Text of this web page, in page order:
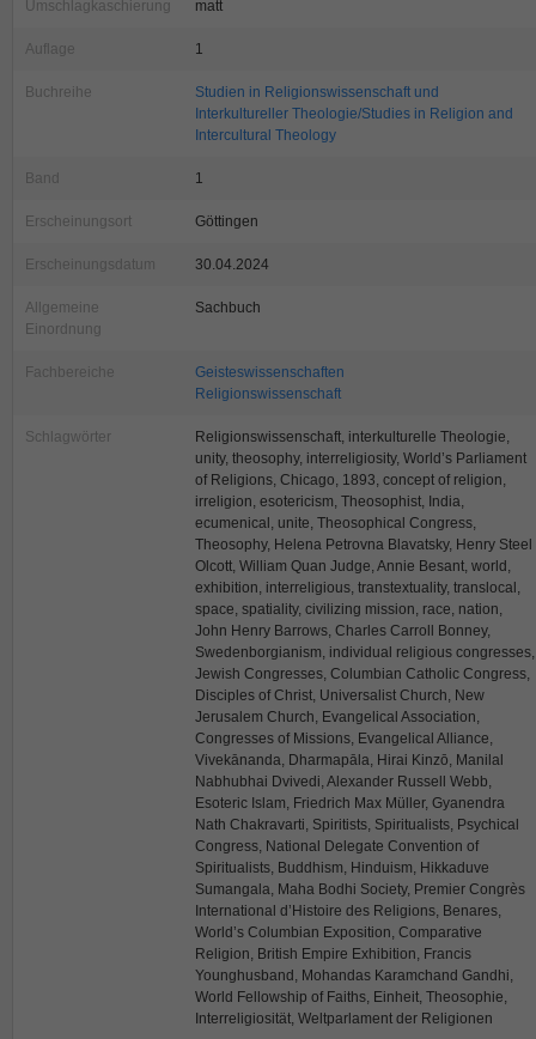
Umschlagkaschierung matt
Auflage 1
Buchreihe
Studien in Religionswissenschaft und
Interkultureller Theologie/Studies in Religion and
Intercultural Theology
Band 1
Erscheinungsort Göttingen
Erscheinungsdatum 30.04.2024
Allgemeine
Einordnung
Sachbuch
Fachbereiche
Geisteswissenschaften
Religionswissenschaft
Schlagwörter
Religionswissenschaft, interkulturelle Theologie,
unity, theosophy, interreligiosity, World’s Parliament
of Religions, Chicago, 1893, concept of religion,
irreligion, esotericism, Theosophist, India,
ecumenical, unite, Theosophical Congress,
Theosophy, Helena Petrovna Blavatsky, Henry Steel
Olcott, William Quan Judge, Annie Besant, world,
exhibition, interreligious, transtextuality, translocal,
space, spatiality, civilizing mission, race, nation,
John Henry Barrows, Charles Carroll Bonney,
Swedenborgianism, individual religious congresses,
Jewish Congresses, Columbian Catholic Congress,
Disciples of Christ, Universalist Church, New
Jerusalem Church, Evangelical Association,
Congresses of Missions, Evangelical Alliance,
Vivekānanda, Dharmapāla, Hirai Kinzō, Manilal
Nabhubhai Dvivedi, Alexander Russell Webb,
Esoteric Islam, Friedrich Max Müller, Gyanendra
Nath Chakravarti, Spiritists, Spiritualists, Psychical
Congress, National Delegate Convention of
Spiritualists, Buddhism, Hinduism, Hikkaduve
Sumangala, Maha Bodhi Society, Premier Congrès
International d’Histoire des Religions, Benares,
World’s Columbian Exposition, Comparative
Religion, British Empire Exhibition, Francis
Younghusband, Mohandas Karamchand Gandhi,
World Fellowship of Faiths, Einheit, Theosophie,
Interreligiosität, Weltparlament der Religionen